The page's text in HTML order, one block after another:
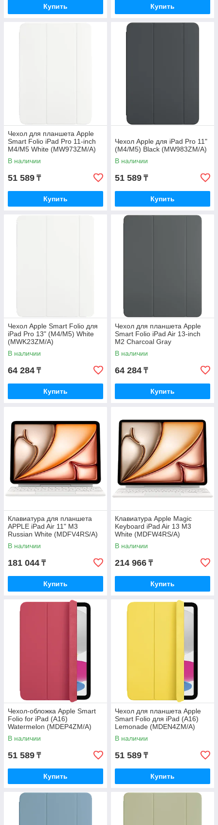
Купить Купить
Чехол для планшета Apple
Smart Folio iPad Pro 11-inch
M4/M5 White (MW973ZM/A)
В наличии
51 589 ₸
Купить
Чехол Apple для iPad Pro 11"
(M4/M5) Black (MW983ZM/A)
В наличии
51 589 ₸
Купить
Чехол Apple Smart Folio для
iPad Pro 13" (M4/M5) White
(MWK23ZM/A)
В наличии
64 284 ₸
Купить
Чехол для планшета Apple
Smart Folio iPad Air 13-inch
M2 Charcoal Gray
(MWK93ZM/A)
В наличии
64 284 ₸
Купить
Клавиатура для планшета
APPLE iPad Air 11" M3
Russian White (MDFV4RS/A)
В наличии
181 044 ₸
Купить
Клавиатура Apple Magic
Keyboard iPad Air 13 M3
White (MDFW4RS/A)
В наличии
214 966 ₸
Купить
Чехол-обложка Apple Smart
Folio for iPad (A16)
Watermelon (MDEP4ZM/A)
В наличии
51 589 ₸
Купить
Чехол для планшета Apple
Smart Folio для iPad (A16)
Lemonade (MDEN4ZM/A)
В наличии
51 589 ₸
Купить